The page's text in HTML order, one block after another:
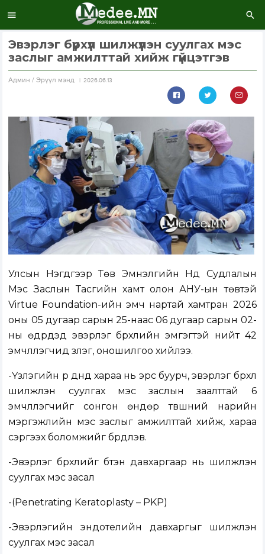
Эвэрлэг бүрхүүл шилжүүлэн суулгах мэс
заслыг амжилттай хийж гүйцэтгэв
Aдмин / Эрүүл мэнд 2026.06.13
Улсын Нэгдүгээр Төв Эмнэлгийн Нүд Судлалын
Мэс Заслын Тасгийн хамт олон АНУ-ын төвтэй
Virtue Foundation-ийн эмч нартай хамтран 2026
оны 05 дугаар сарын 25-наас 06 дугаар сарын 02-
ны өдрүүдэд эвэрлэг бүрхүүлийн эмгэгтэй нийт 42
эмчлүүлэгчид үзлэг, оношилгоо хийлээ.
-Үзлэгийн үр дүнд хараа нь эрс буурч, эвэрлэг бүрхүүл
шилжүүлэн суулгах мэс заслын заалттай 6
эмчлүүлэгчийг сонгон өндөр түвшний нарийн
мэргэжлийн мэс заслыг амжилттай хийж, хараа
сэргээх боломжийг бүрдүүлэв.
-Эвэрлэг бүрхүүлийг бүтэн давхаргаар нь шилжүүлэн
суулгах мэс засал
-(Penetrating Keratoplasty – PKP)
-Эвэрлэгийн эндотелийн давхаргыг шилжүүлэн
суулгах мэс засал